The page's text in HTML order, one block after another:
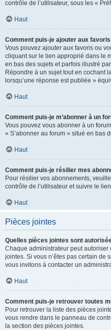
contrôle de l’utilisateur, sous les «
Haut
Comment puis-je ajouter aux
Vous pouvez ajouter aux favoris ou
cliquant sur le lien approprié dans le
en bas des sujets et parfois illustré
Répondre à un sujet tout en cochant
lorsqu’une réponse est publiée »
Haut
Comment puis-je m’abonner à un
Vous pouvez vous abonner à un
« S’abonner au forum » situé en bas
Haut
Comment puis-je résilier mes
Pour résilier vos abonnements,
contrôle de l’utilisateur et suivre le
Haut
Pièces jointes
Quelles pièces jointes sont
Chaque administrateur peut
jointes. Si vous n’êtes pas certain de
vous invitons à contacter un
Haut
Comment puis-je retrouver toutes
Pour retrouver la liste des pièces
vous rendre dans le panneau de
la section des pièces jointes.